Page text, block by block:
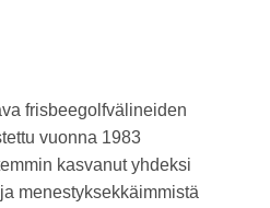
frisbeegolfvälineiden
vuonna 1983
kasvanut yhdeksi
menestyksekkäimmistä